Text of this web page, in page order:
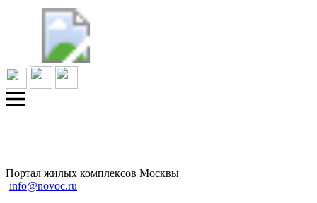
Портал жилых комплексов Москвы
info@novoc.ru